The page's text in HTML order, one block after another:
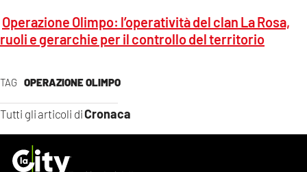
TAG OPERAZIONE OLIMPO
Tutti gli articoli diCronaca
Operazione Olimpo: l’operatività del clan La Rosa,
ruoli e gerarchie per il controllo del territorio